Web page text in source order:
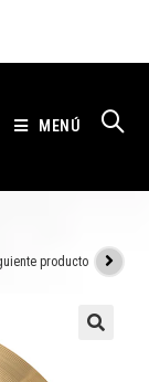
MENÚ
producto